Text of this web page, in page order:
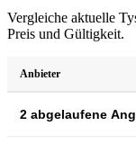
Vergleiche aktuelle
Preis und Gültigkeit.
Anbieter
2 abgelaufene